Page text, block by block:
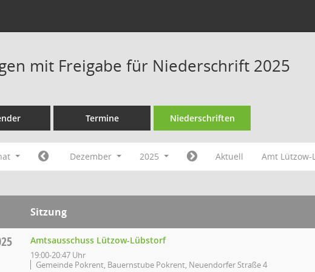
mit Freigabe für Niederschrift 2025
Termine Niederschriften
Dezember 2025 Aktuell Amt
Sitzung
Amtsausschuss Lützow-Lübstorf
19:00-20:47 Uhr
Gemeinde Pokrent, Bauernstube Pokrent, Neuendorfer Straße 4